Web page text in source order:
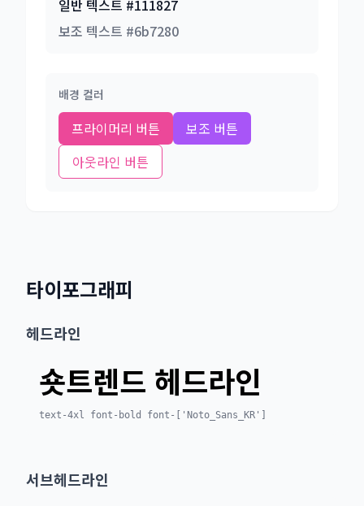
일반 텍스트 #111827
보조 텍스트 #6b7280
배경 컬러
프라이머리 버튼
보조 버튼
아웃라인 버튼
타이포그래피
헤드라인
숏트렌드 헤드라인
text-4xl font-bold font-['Noto_Sans_KR']
서브헤드라인